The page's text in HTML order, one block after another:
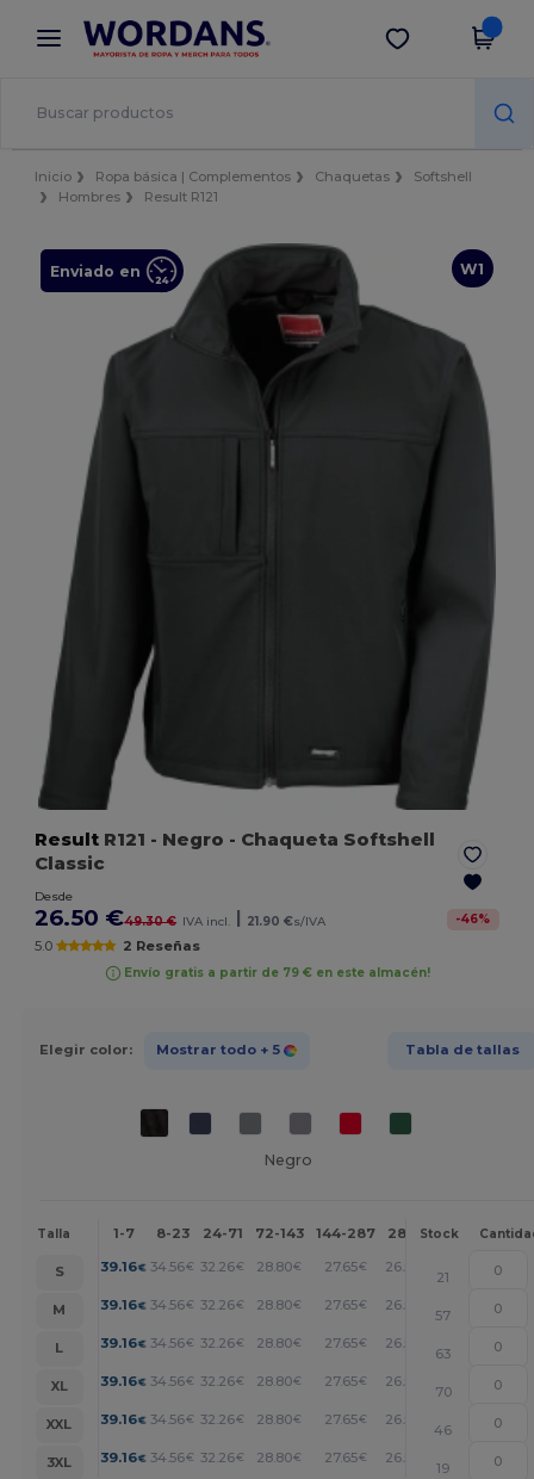
× App de Wordans
¡Mejores precios en app!
Descargar app
Inicio Ropa básica | Complementos Chaquetas
Softshell
Hombres
Result R121
W1
Enviado en
Result R121 - Negro - Chaqueta Softshell
Classic
Desde
26.50 €49.30 € IVA incl. | 21.90 €s/IVA -46%
5.0 2 Reseñas
Envío gratis a partir de 79 € en este almacén!
Elegir color: Mostrar todo + 5 Tabla de tallas
Negro
Talla 1-7 8-23 24-71 72-143 144-287 288 + Más
Stock
S 39.16€ 34.56€ 32.26€ 28.80€ 27.65€ 26.50 +
21
M
39.16€ 34.56€ 32.26€ 28.80€ 27.65€ 26.50 +
57
L
39.16€ 34.56€ 32.26€ 28.80€ 27.65€ 26.50 +
63
XL
39.16€ 34.56€ 32.26€ 28.80€ 27.65€ 26.50 +
70
XXL
39.16€ 34.56€ 32.26€ 28.80€ 27.65€ 26.50 +
46
3XL
39.16€ 34.56€ 32.26€ 28.80€ 27.65€ 26.50 +
19